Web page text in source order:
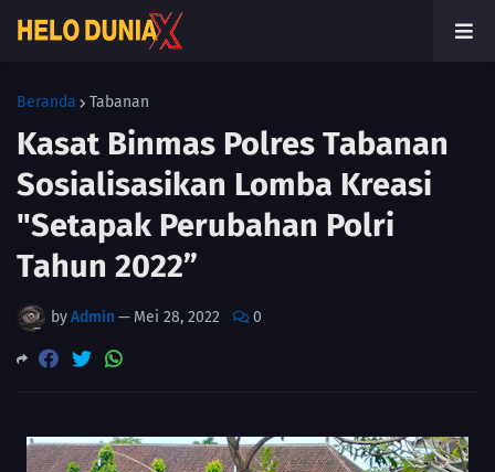
Beranda Tabanan
Kasat Binmas Polres Tabanan
Sosialisasikan Lomba Kreasi
"Setapak Perubahan Polri
Tahun 2022”
byAdmin — Mei 28, 2022 0